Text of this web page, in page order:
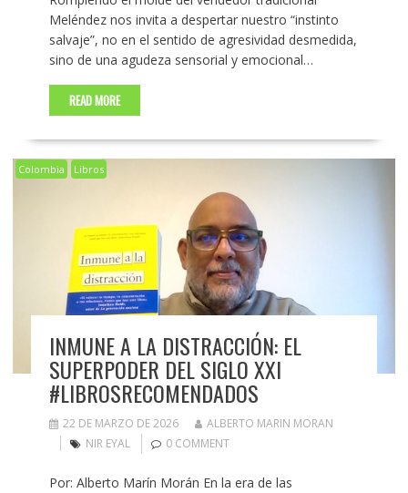
Meléndez nos invita a despertar nuestro “instinto
salvaje”, no en el sentido de agresividad desmedida,
sino de una agudeza sensorial y emocional…
READ MORE
Colombia Libros
INMUNE A LA DISTRACCIÓN: EL
SUPERPODER DEL SIGLO XXI
#LIBROSRECOMENDADOS
22 DE MARZO DE 2026
ALBERTO MARIN MORAN
NIR EYAL
0 COMMENT
Por: Alberto Marín Morán En la era de las